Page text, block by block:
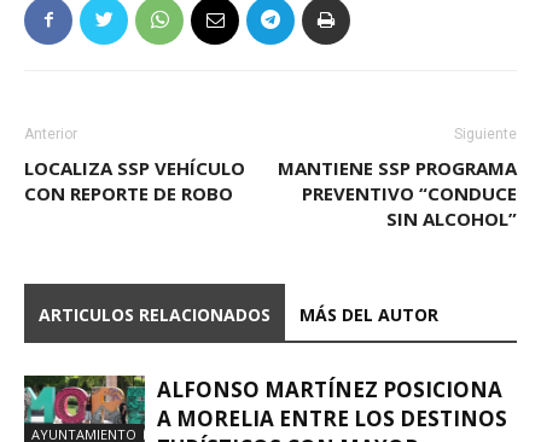
Anterior
LOCALIZA SSP VEHÍCULO
CON REPORTE DE ROBO
Siguiente
MANTIENE SSP PROGRAMA
PREVENTIVO “CONDUCE
SIN ALCOHOL”
ARTICULOS RELACIONADOS MÁS DEL AUTOR
AYUNTAMIENTO
ALFONSO MARTÍNEZ POSICIONA
A MORELIA ENTRE LOS DESTINOS